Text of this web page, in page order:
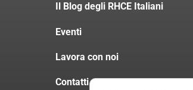
Il Blog degli RHCE Italiani
Eventi
Lavora con noi
Contatti